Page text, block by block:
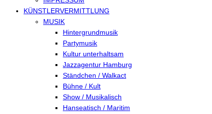
KÜNSTLERVERMITTLUNG
MUSIK
Hintergrundmusik
Partymusik
Kultur unterhaltsam
Jazzagentur Hamburg
Ständchen / Walkact
Bühne / Kult
Show / Musikalisch
Hanseatisch / Maritim